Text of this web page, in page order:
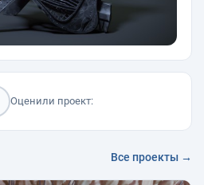
Оценили проект:
Все проекты →